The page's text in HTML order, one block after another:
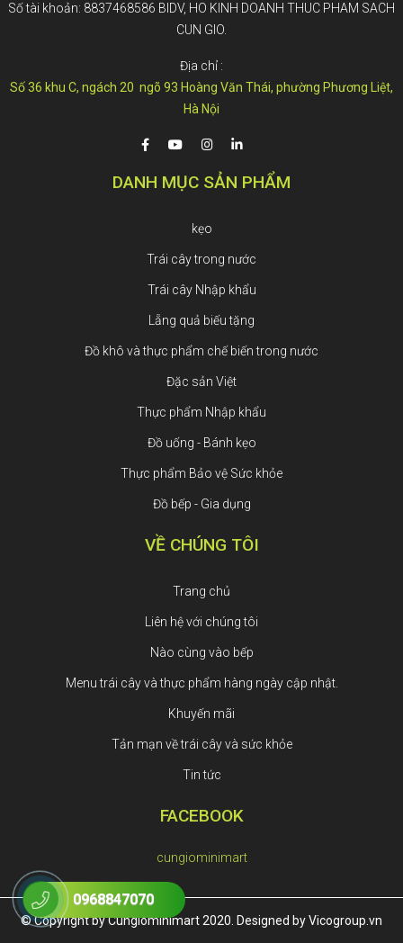
Số tài khoản: 8837468586 BIDV, HO KINH DOANH THUC PHAM SACH
CUN GIO.
Địa chỉ :
Số 36 khu C, ngách 20 ngõ 93 Hoàng Văn Thái, phường Phương Liệt,
Hà Nội
DANH MỤC SẢN PHẨM
kẹo
Trái cây trong nước
Trái cây Nhập khẩu
Lẵng quả biếu tặng
Đồ khô và thực phẩm chế biến trong nước
Đặc sản Việt
Thực phẩm Nhập khẩu
Đồ uống - Bánh kẹo
Thực phẩm Bảo vệ Sức khỏe
Đồ bếp - Gia dụng
VỀ CHÚNG TÔI
Trang chủ
Liên hệ với chúng tôi
Nào cùng vào bếp
Menu trái cây và thực phẩm hàng ngày cập nhật.
Khuyến mãi
Tản mạn về trái cây và sức khỏe
Tin tức
FACEBOOK
cungiominimart
© Copyright by Cungiominimart 2020. Designed by Vicogroup.vn
0968847070